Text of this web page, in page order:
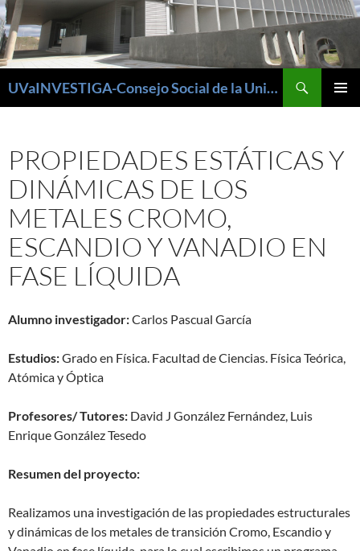
UVaINVESTIGA-Consejo Social de la Universidad de Valladolid
PROPIEDADES ESTÁTICAS Y
DINÁMICAS DE LOS
METALES CROMO,
ESCANDIO Y VANADIO EN
FASE LÍQUIDA
Alumno investigador:Carlos Pascual García
Estudios:Grado en Física. Facultad de Ciencias. Física Teórica,
Atómica y Óptica
Profesores/ Tutores: David J González Fernández, Luis
Enrique González Tesedo
Resumen del proyecto:
Realizamos una investigación de las propiedades estructurales
y dinámicas de los metales de transición Cromo, Escandio y